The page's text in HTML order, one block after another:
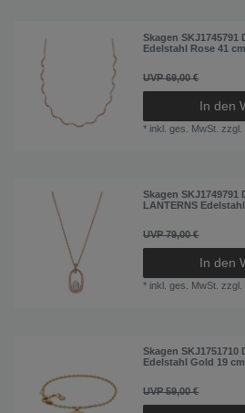
Skagen SKJ1745791
Edelstahl Rose 41 cm
UVP 69,00 €
In den
* inkl. ges. MwSt. zzgl.
Skagen SKJ1749791
LANTERNS
UVP 79,00 €
In den
* inkl. ges. MwSt. zzgl.
Skagen SKJ1751710
Edelstahl Gold 19 cm
UVP 59,00 €